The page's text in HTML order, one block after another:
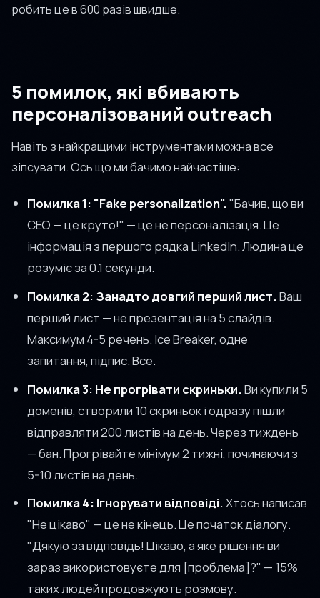
робить це в 600 разів швидше.
5 помилок, які вбивають
персоналізований outreach
Навіть з найкращими інструментами можна все
зіпсувати. Ось що ми бачимо найчастіше:
Помилка 1: "Fake personalization"."Бачив, що ви
CEO — це круто!" — це не персоналізація. Це
інформація з першого рядка LinkedIn. Людина це
розуміє за 0.1 секунди.
Помилка 2: Занадто довгий перший лист.Ваш
перший лист — не презентація на 5 слайдів.
Максимум 4-5 речень. Ice Breaker, одне
запитання, підпис. Все.
Помилка 3: Не прогрівати скриньки.Ви купили 5
доменів, створили 10 скриньок і одразу пішли
відправляти 200 листів на день. Через тиждень
— бан. Прогрівайте мінімум 2 тижні, починаючи з
5-10 листів на день.
Помилка 4: Ігнорувати відповіді.Хтось написав
"Не цікаво" — це не кінець. Це початок діалогу.
"Дякую за відповідь! Цікаво, а яке рішення ви
зараз використовуєте для [проблема]?" — 15%
таких людей продовжують розмову.